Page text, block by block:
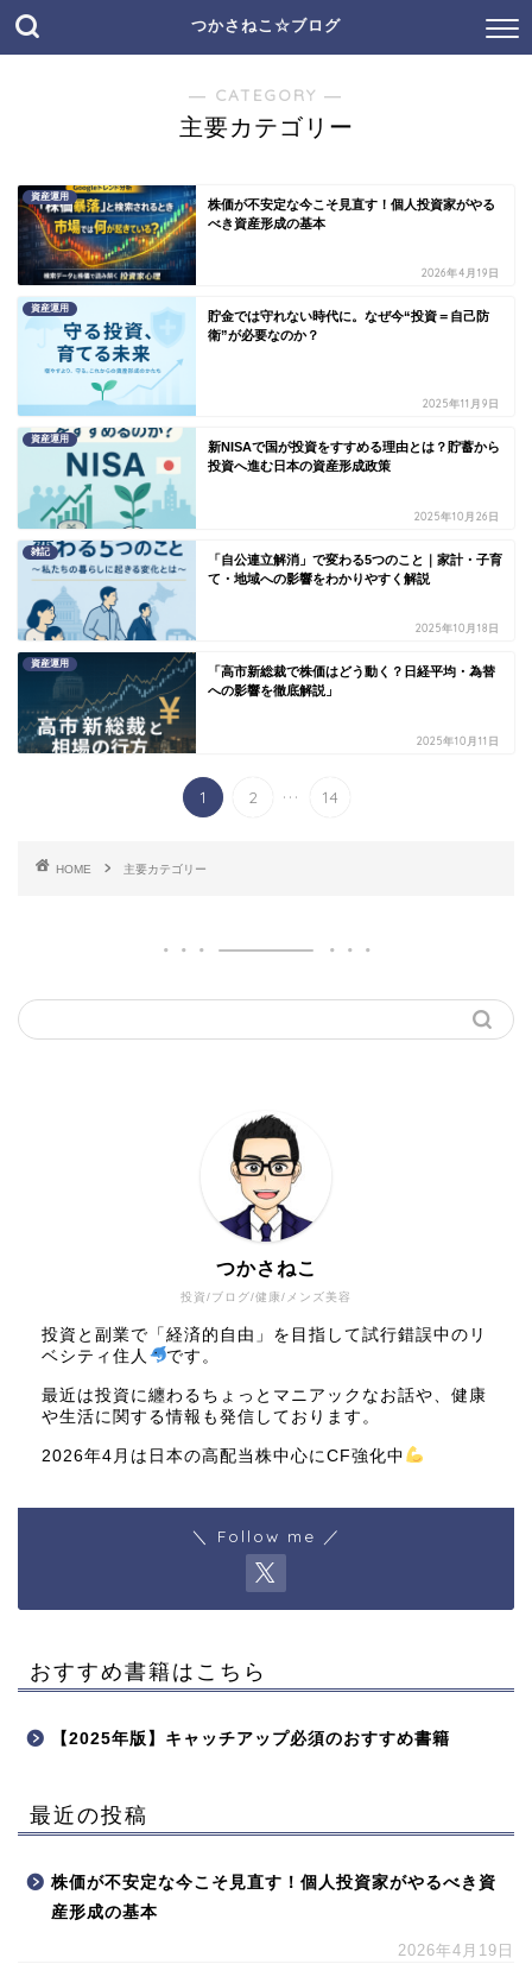
つかさねこ☆ブログ
― CATEGORY ―
主要カテゴリー
資産運用
株価が不安定な今こそ見直す！個人投資家がやる
べき資産形成の基本
2026年4月19日
資産運用
貯金では守れない時代に。なぜ今“投資＝自己防
衛”が必要なのか？
2025年11月9日
資産運用
新NISAで国が投資をすすめる理由とは？貯蓄から
投資へ進む日本の資産形成政策
2025年10月26日
雑記
「自公連立解消」で変わる5つのこと｜家計・子育
て・地域への影響をわかりやすく解説
2025年10月18日
資産運用
「高市新総裁で株価はどう動く？日経平均・為替
への影響を徹底解説」
2025年10月11日
1 2 ... 14
HOME 主要カテゴリー
投資/ブログ/健康/メンズ美容
つかさねこ
投資と副業で「経済的自由」を目指して試行錯誤中のリ
ベシティ住人
です。
最近は投資に纏わるちょっとマニアックなお話や、健康
や生活に関する情報も発信しております。
2026年4月は日本の高配当株中心にCF強化中
＼ Follow me ／
おすすめ書籍はこちら
【2025年版】キャッチアップ必須のおすすめ書籍
最近の投稿
株価が不安定な今こそ見直す！個人投資家がやるべき資
産形成の基本
2026年4月19日